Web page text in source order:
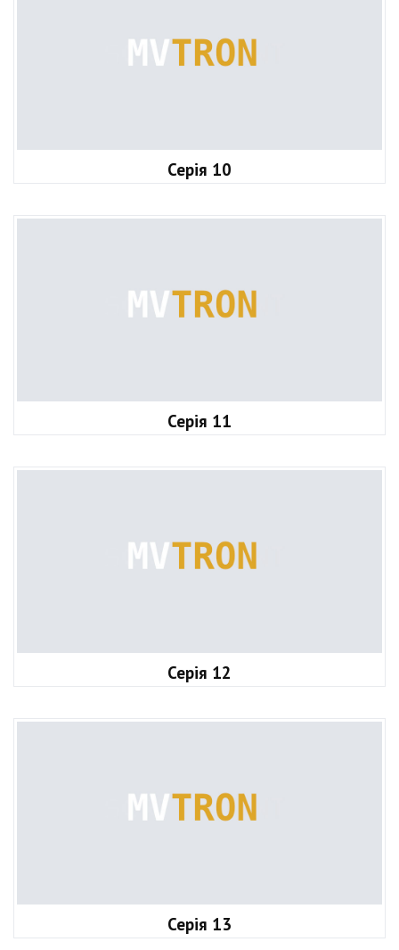
Серія 10
Серія 11
Серія 12
Серія 13